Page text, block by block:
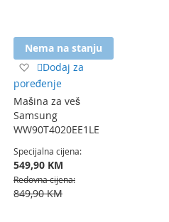
Nema na stanju
Dodaj
na
listu
želja
Dodaj za
poređenje
Mašina za veš
Samsung
WW90T4020EE1LE
Specijalna cijena
549,90 KM
Redovna cijena
849,90 KM